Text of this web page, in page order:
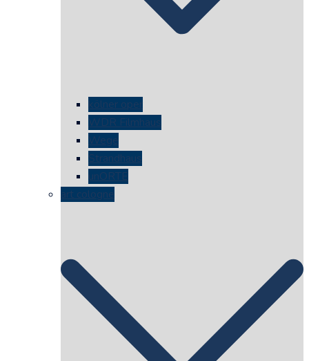
kölner oper
WDR Filmhaus
Wege
Strandhaus
unORTE
art cologne